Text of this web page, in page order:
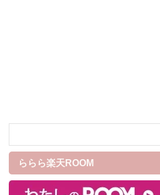
存したご飯なのにレンジで温
い！」と筆者は感動しまし
た。 それ以来、お米を選ぶと
きは『青天の霹靂』を何回も
リピートしているくらいお気
ららら楽天ROOM